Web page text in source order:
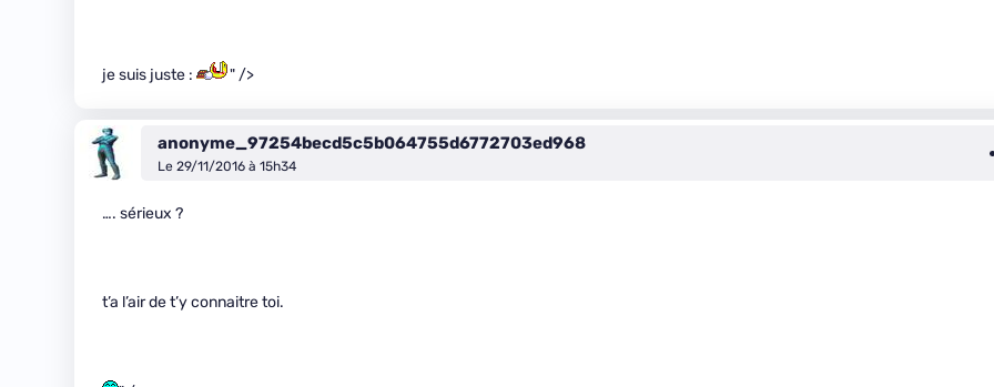
je suis juste : " />
anonyme_97254becd5c5b064755d6772703ed968
Le 29/11/2016 à 15h34
…. sérieux ?
t’a l’air de t’y connaitre toi.